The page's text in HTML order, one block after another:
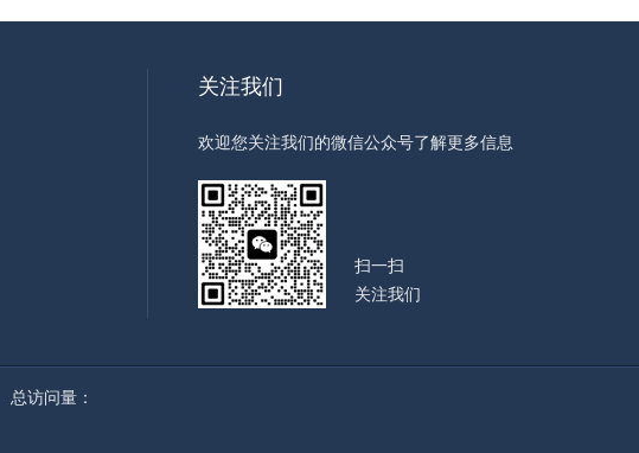
关注我们
欢迎您关注我们的微信公众号了解更多信息
扫一扫
关注我们
总访问量：